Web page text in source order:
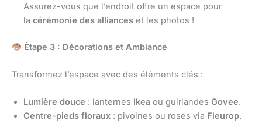
Assurez-vous que l’endroit offre un espace pour
la cérémonie des alliances et les photos !
Étape 3 : Décorations et Ambiance
Transformez l’espace avec des éléments clés :
Lumière douce : lanternes Ikea ou guirlandes Govee.
Centre-pieds floraux : pivoines ou roses via Fleurop.